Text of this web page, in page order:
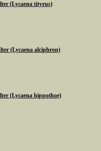
(Lycaena tityrus)
(Lycaena alciphron)
(Lycaena hippothoe)